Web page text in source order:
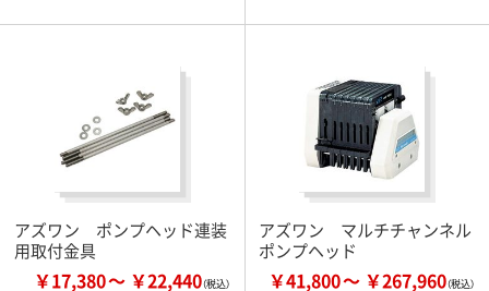
アズワン ポンプヘッド連装
用取付金具
￥17,380 ￥22,440
アズワン マルチチャンネル
ポンプヘッド
￥41,800 ￥267,960